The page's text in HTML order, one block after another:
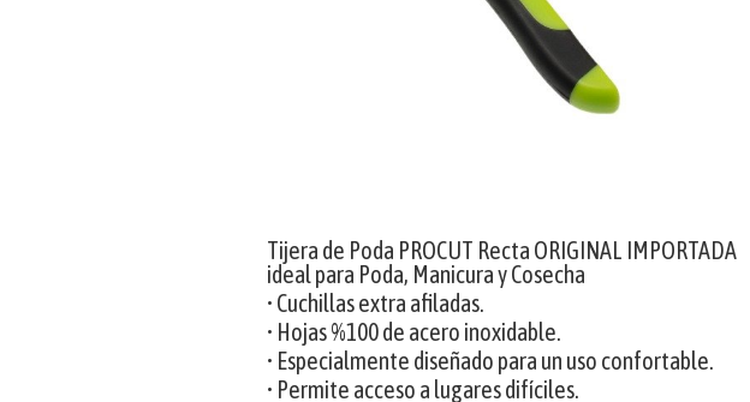
Tijera de Poda PROCUT Recta ORIGINAL IMPORTADA
ideal para Poda, Manicura y Cosecha
• Cuchillas extra afiladas.
• Hojas %100 de acero inoxidable.
• Especialmente diseñado para un uso confortable.
• Permite acceso a lugares difíciles.